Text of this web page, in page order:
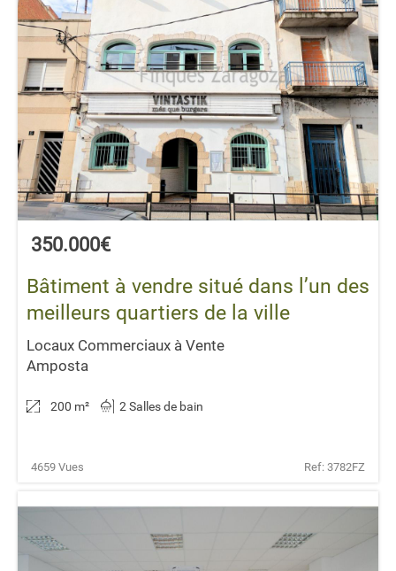
350.000€
Bâtiment à vendre situé dans l’un des
meilleurs quartiers de la ville
Locaux Commerciaux à Vente
Amposta
200 m² 2 Salles de bain
4659 Vues Ref: 3782FZ